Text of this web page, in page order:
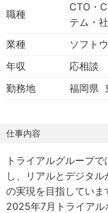
職種
CTO・
テム・
業種
ソフト
年収
応相談
勤務地 福岡県
仕事内容
トライアルグループ
し、リアルとデジタ
の実現を目指していま
2025年7月トライアル